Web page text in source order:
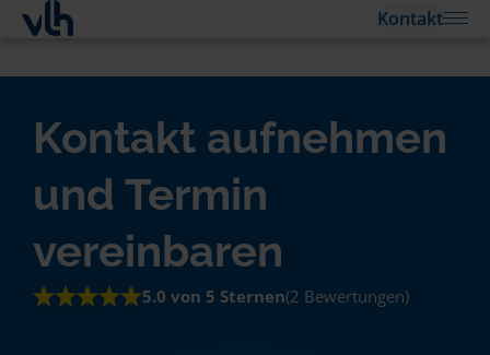
Kontakt
Kontakt aufnehmen
und Termin
vereinbaren
5.0 von 5 Sternen(2 Bewertungen)